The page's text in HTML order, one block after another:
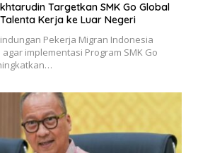
Targetkan SMK Go Global
Kerja ke Luar Negeri
Pekerja Migran Indonesia
agar implementasi Program SMK Go